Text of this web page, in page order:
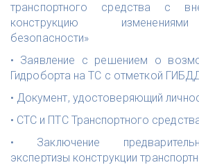
транспортного средства с
конструкцию
безопасности»
• Заявление с решением о
Гидроборта на ТС с отметкой
• Документ, удостоверяющий
• СТС и ПТС Транспортного
• Заключение
экспертизы конструкции